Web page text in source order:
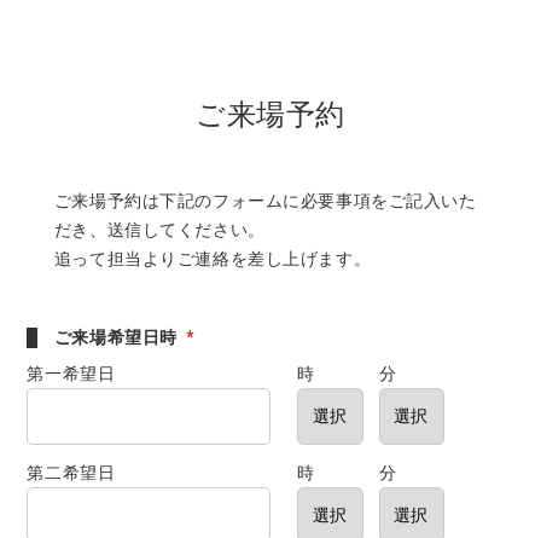
ご来場予約
ご来場予約は下記のフォームに必要事項をご記入いた
だき、送信してください。
追って担当よりご連絡を差し上げます。
ご来場希望日時 *
第一希望日
時 分
第二希望日 時 分